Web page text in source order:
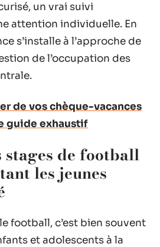
un vrai suivi
attention individuelle. En
s’installe à l’approche de
de l’occupation des
de vos chèque-vacances
guide exhaustif
de football
les jeunes
football, c’est bien souvent
et adolescents à la